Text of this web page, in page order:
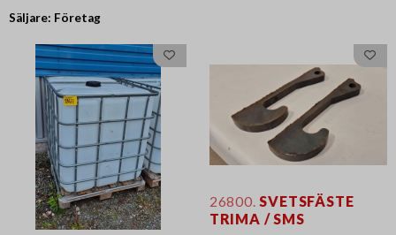
Säljare: Företag
26800. SVETSFÄSTE
TRIMA / SMS